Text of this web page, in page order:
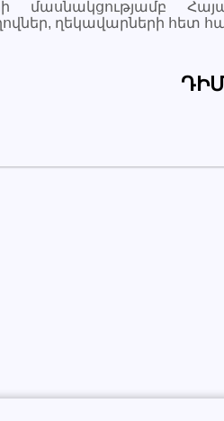
մասնակցությամբ
ղեկավարների հետ